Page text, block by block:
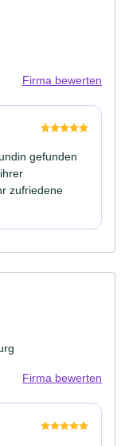
Firma bewerten
gefunden
zufriedene
Firma bewerten